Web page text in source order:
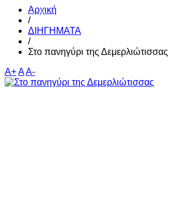
Αρχική
/
ΔΙΗΓΗΜΑΤΑ
/
Στο πανηγύρι της Δεμερλιώτισσας
A+AA-